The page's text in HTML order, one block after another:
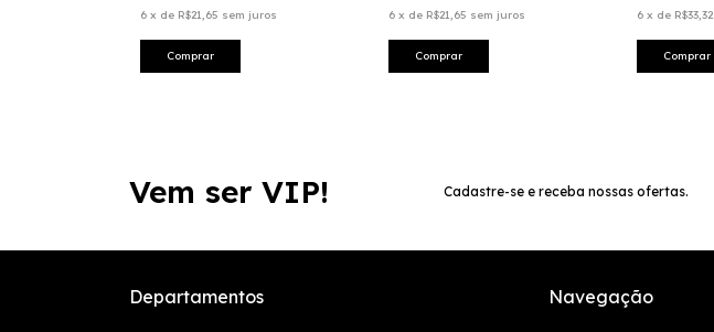
6 x de R$21,65 sem juros
Comprar
6 x de R$21,65 sem juros
Comprar
6 x de R$33,32
Comprar
Vem ser VIP! Cadastre-se e receba nossas ofertas.
Departamentos Navegação